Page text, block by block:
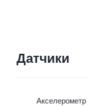
Датчики
Акселерометр